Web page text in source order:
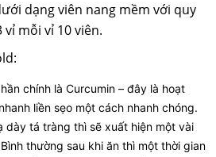
dạng viên nang mềm với quy
mỗi vỉ 10 viên.
chính là Curcumin – đây là hoạt
liền sẹo một cách nhanh chóng.
dày tá tràng thì sẽ xuất hiện một vài
thường sau khi ăn thì một thời gian